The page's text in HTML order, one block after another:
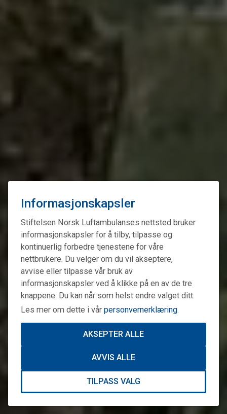
Informasjonskapsler
Stiftelsen Norsk Luftambulanses nettsted bruker
informasjonskapsler for å tilby, tilpasse og
kontinuerlig forbedre tjenestene for våre
nettbrukere. Du velger om du vil akseptere,
avvise eller tilpasse vår bruk av
informasjonskapsler ved å klikke på en av de tre
knappene. Du kan når som helst endre valget ditt.
Les mer om dette i vår personvernerklæring.
AKSEPTER ALLE
AVVIS ALLE
TILPASS VALG